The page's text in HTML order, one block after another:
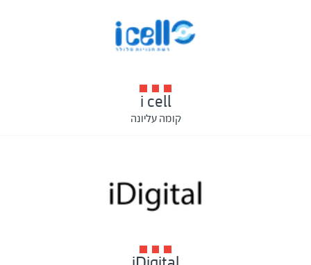
i cell
קומה עליונה